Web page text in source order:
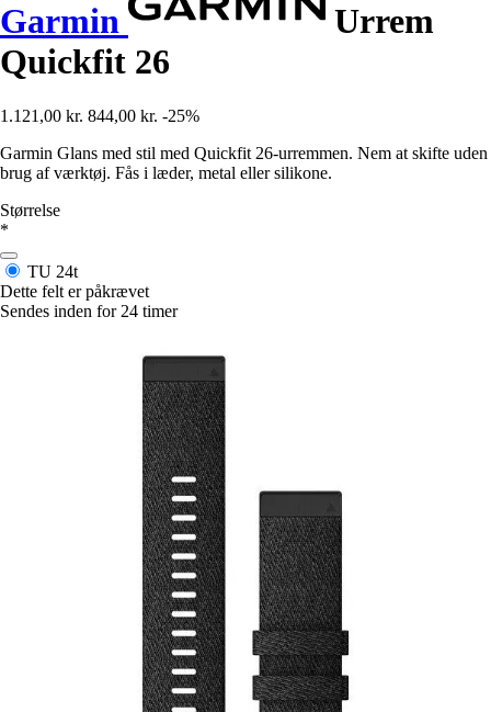
Garmin
Urrem
Quickfit 26
1.121,00 kr. 844,00 kr. -25%
Garmin Glans med stil med Quickfit 26-urremmen. Nem at skifte uden
brug af værktøj. Fås i læder, metal eller silikone.
Størrelse
*
TU 24t
Dette felt er påkrævet
Sendes inden for 24 timer